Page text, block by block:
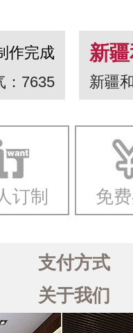
作完成
：7635
新
白
一
新疆
订制 免
支付方式
关于我们